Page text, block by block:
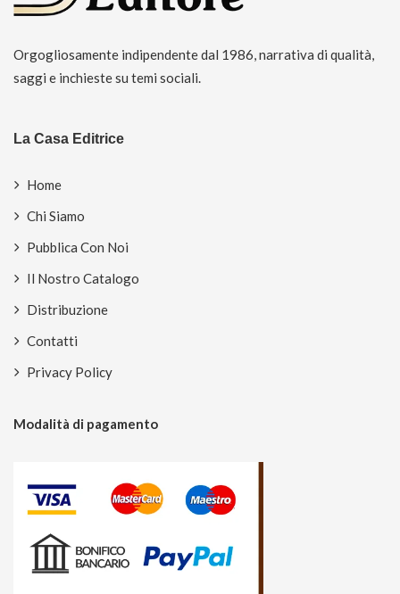
Orgogliosamente indipendente dal 1986, narrativa di qualità,
saggi e inchieste su temi sociali.
La Casa Editrice
Home
Chi Siamo
Pubblica Con Noi
Il Nostro Catalogo
Distribuzione
Contatti
Privacy Policy
Modalità di pagamento